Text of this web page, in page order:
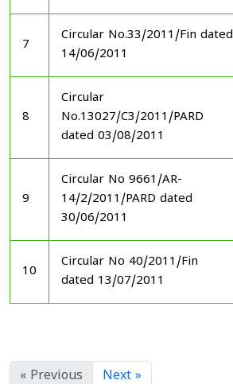
7
Circular No.33/2011/Fin dated
14/06/2011
8
Circular
No.13027/C3/2011/PARD
dated 03/08/2011
9
Circular No 9661/AR-
14/2/2011/PARD dated
30/06/2011
10
Circular No 40/2011/Fin
dated 13/07/2011
« Previous Next »